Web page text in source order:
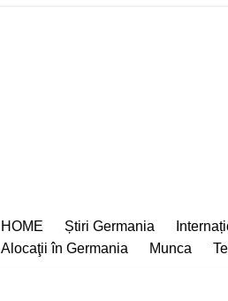
HOME Știri Germania
Alocaţii în Germania
Munca